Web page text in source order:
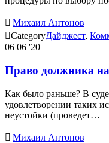
 Михаил Антонов
CategoryДайджест,
06 06 '20
Право должника на
Как было раньше? В
удовлетворении таких
неустойки (проведет…
 Михаил Антонов